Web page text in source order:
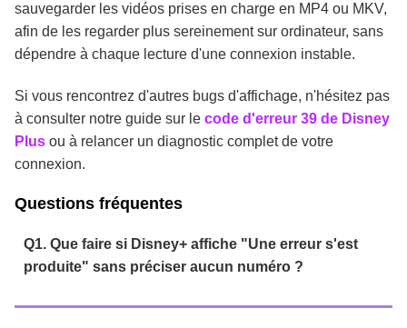
sauvegarder les vidéos prises en charge en MP4 ou MKV,
afin de les regarder plus sereinement sur ordinateur, sans
dépendre à chaque lecture d'une connexion instable.
Si vous rencontrez d'autres bugs d'affichage, n'hésitez pas
à consulter notre guide sur le code d'erreur 39 de Disney
Plus ou à relancer un diagnostic complet de votre
connexion.
Questions fréquentes
Q1. Que faire si Disney+ affiche "Une erreur s'est
produite" sans préciser aucun numéro ?